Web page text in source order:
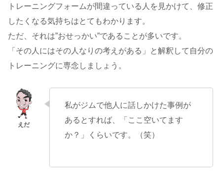
トレーニングフォームが間違っている人を見かけて、修正
したくなる気持ちはとてもわかります。
ただ、それは”おせっかい”であることが多いです。
「その人にはその人なりの考えがある」と解釈して自分の
トレーニングに専念しましょう。
私がジムで他人に話しかけた事例が
あるとすれば、「ここ空いてます
か？」くらいです。（笑）